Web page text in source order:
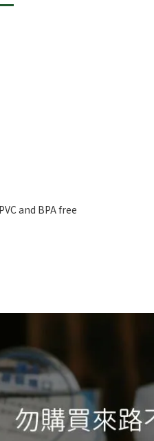
and BPA free